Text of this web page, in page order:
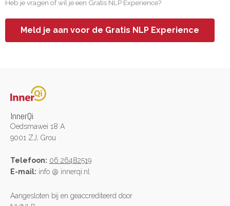
Heb je vragen of wil je een Gratis NLP Experience?
Meld je aan voor de Gratis NLP Experience
InnerQi
Oedsmawei 18 A
9001 ZJ, Grou
Telefoon: 06 26482519
E-mail: info @ innerqi.nl
Aangesloten bij en geaccrediteerd door